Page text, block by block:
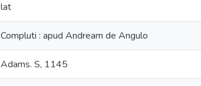
lat
Compluti : apud Andream de Angulo
Adams. S, 1145